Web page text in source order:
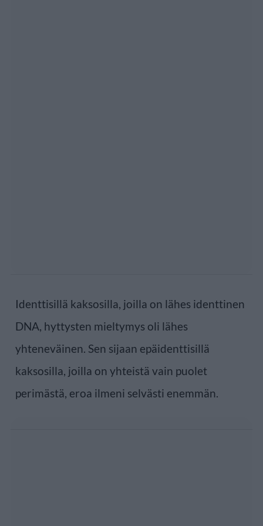
Identtisillä kaksosilla, joilla on lähes identtinen
DNA, hyttysten mieltymys oli lähes
yhteneväinen. Sen sijaan epäidenttisillä
kaksosilla, joilla on yhteistä vain puolet
perimästä, eroa ilmeni selvästi enemmän.